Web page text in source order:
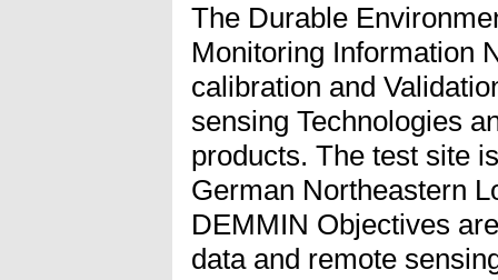
The Durable
Monitoring Information
calibration and
sensing Technologies
products. The test site
German Northeastern
DEMMIN Objectives
data and remote